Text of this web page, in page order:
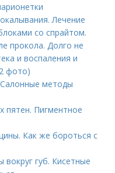
Лечение
со спрайтом.
прокола. Долго не
и воспаления и
фото)
методы
пятен. Пигментное
Как же бороться с
губ. Кисетные